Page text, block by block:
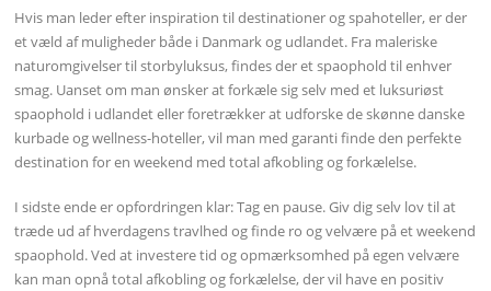
Hvis man leder efter inspiration til destinationer og spahoteller, er der
et væld af muligheder både i Danmark og udlandet. Fra maleriske
naturomgivelser til storbyluksus, findes der et spaophold til enhver
smag. Uanset om man ønsker at forkæle sig selv med et luksuriøst
spaophold i udlandet eller foretrækker at udforske de skønne danske
kurbade og wellness-hoteller, vil man med garanti finde den perfekte
destination for en weekend med total afkobling og forkælelse.
I sidste ende er opfordringen klar: Tag en pause. Giv dig selv lov til at
træde ud af hverdagens travlhed og finde ro og velvære på et weekend
spaophold. Ved at investere tid og opmærksomhed på egen velvære
kan man opnå total afkobling og forkælelse, der vil have en positiv